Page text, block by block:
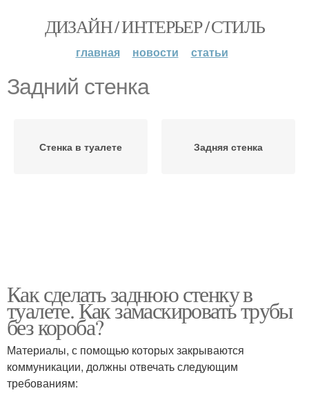
ДИЗАЙН / ИНТЕРЬЕР / СТИЛЬ
главная новости статьи
Задний стенка
Стенка в туалете Задняя стенка
Как сделать заднюю стенку в
туалете. Как замаскировать трубы
без короба?
Материалы, с помощью которых закрываются
коммуникации, должны отвечать следующим
требованиям: